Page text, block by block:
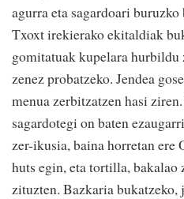
agurra eta sagardoari
Txoxt irekierako ekitaldiak
gomitatuak kupelara hurbildu
zenez probatzeko. Jendea
menua zerbitzatzen hasi
sagardotegi on baten
zer-ikusia, baina horretan ere
huts egin, eta tortilla,
zituzten. Bazkaria bukatzeko,